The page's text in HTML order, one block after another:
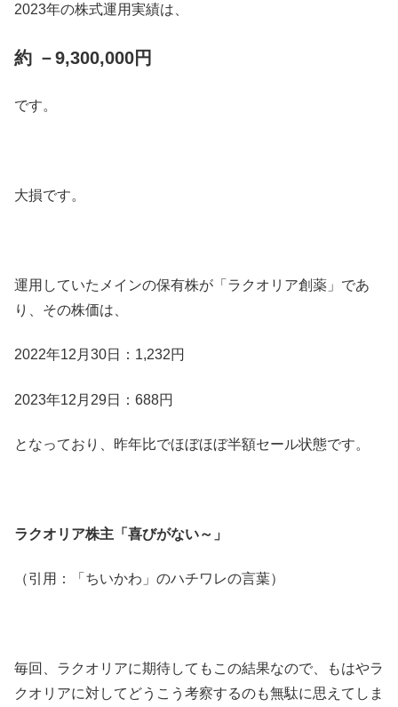
2023年の株式運用実績は、
約 －9,300,000円
です。
大損です。
運用していたメインの保有株が「ラクオリア創薬」であ
り、その株価は、
2022年12月30日：1,232円
2023年12月29日：688円
となっており、昨年比でほぼほぼ半額セール状態です。
ラクオリア株主「喜びがない～」
（引用：「ちいかわ」のハチワレの言葉）
毎回、ラクオリアに期待してもこの結果なので、もはやラ
クオリアに対してどうこう考察するのも無駄に思えてしま